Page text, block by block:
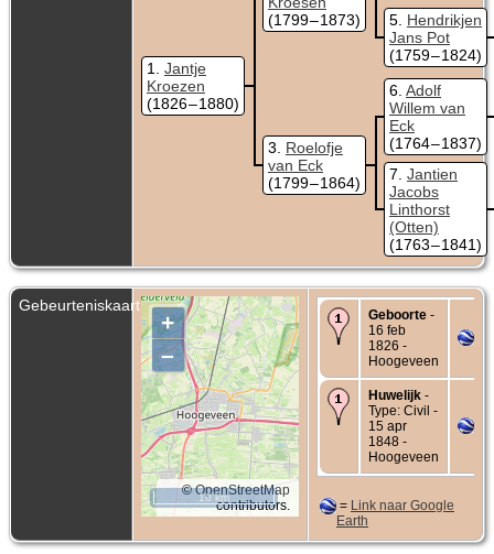
1
Jantje
Kroezen
(1826 – 1880)
(1799 – 1873)
5 Hendrikjen
Jans Pot
(1759 – 1824)
3
Roelofje
van Eck
(1799 – 1864)
6 Adolf
Willem van
Eck
(1764 – 1837)
7 Jantien
Jacobs
Linthorst
(Otten)
(1763 – 1841)
Gebeurteniskaart
+
–
©OpenStreetMap
contributors.
10 km
Geboorte -
16 feb
1826 -
Hoogeveen
Huwelijk -
Type: Civil -
15 apr
1848 -
Hoogeveen
= Link naar Google
Earth